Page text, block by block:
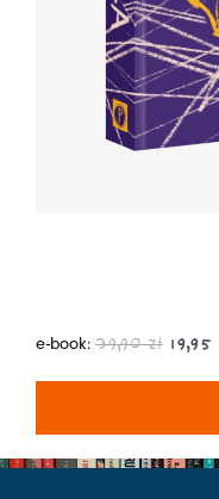
e-book: 39,90zł 19,95